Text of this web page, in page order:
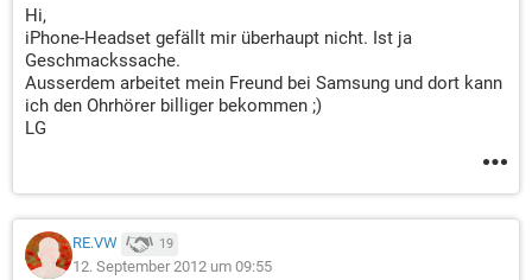
Hi,
iPhone-Headset gefällt mir überhaupt nicht. Ist ja
Geschmackssache.
Ausserdem arbeitet mein Freund bei Samsung und dort kann
ich den Ohrhörer billiger bekommen ;)
LG
RE.VW 19
12. September 2012 um 09:55